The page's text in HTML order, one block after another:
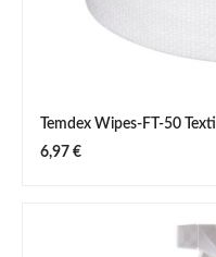
Temdex Wipes-FT-50
Regulärer Preis:
6,97 €